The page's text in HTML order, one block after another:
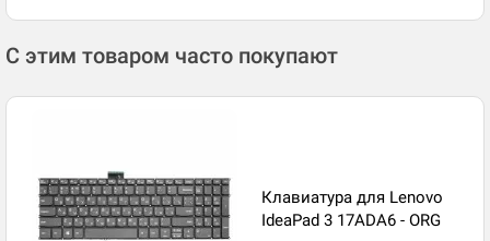
С этим товаром часто покупают
Клавиатура для Lenovo
IdeaPad 3 17ADA6 - ORG